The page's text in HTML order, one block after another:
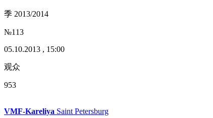
季 2013/2014
№113
05.10.2013 , 15:00
观众
953
VMF-Kareliya Saint Petersburg